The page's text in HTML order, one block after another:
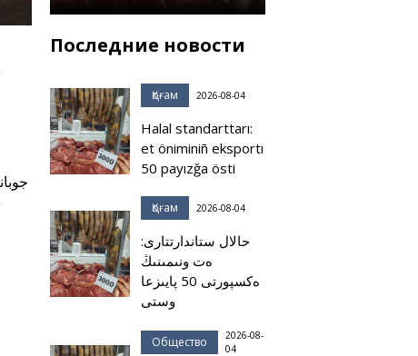
Последние новости
Қоғам 2026-08-04
Halal standarttarı:
et öniminiñ eksportı
50 payızğa östi
Қоғам 2026-08-04
حالال ستاندارتتارى:
ەت ونىمىنىڭ
ەكسپورتى 50 پايىزعا
وستى
Общество
2026-08-
04